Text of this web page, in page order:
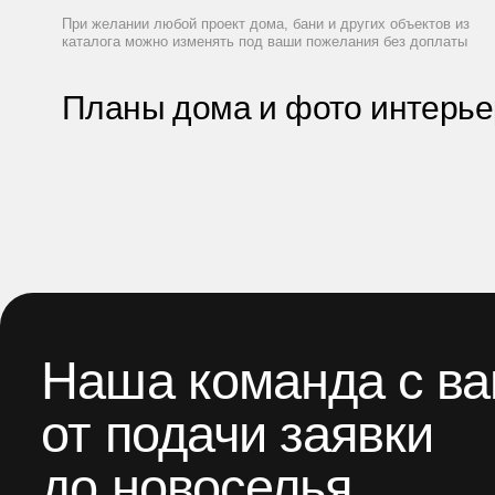
При желании любой проект дома, бани и других объектов из
каталога можно изменять под ваши пожелания без доплаты
Планы дома и фото
Наша команда с
от подачи заявки